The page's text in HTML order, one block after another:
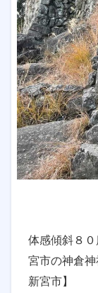
体感傾斜８
宮市の神倉
新宮市】